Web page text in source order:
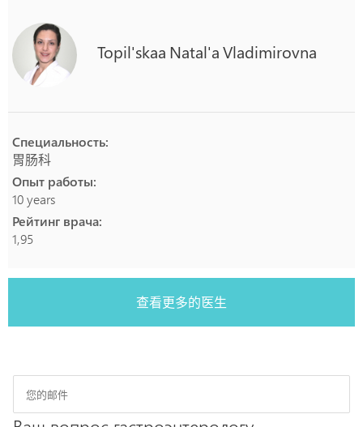
Topil'skaa Natal'aVladimirovna
Специальность:
胃肠科
Опыт работы:
10 years
Рейтинг врача:
1,95
查看更多的医生